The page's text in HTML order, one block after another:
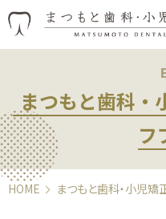
まつもと歯科・
フ
HOME まつもと歯科・小児矯